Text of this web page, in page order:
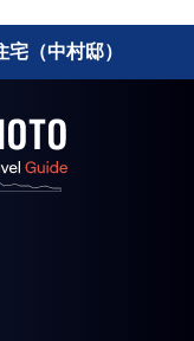
（中村邸）